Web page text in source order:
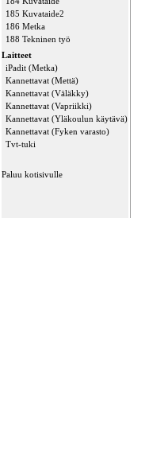
185 Kuvataide2
186 Metka
188 Tekninen työ
Laitteet
iPadit (Metka)
Kannettavat (Mettä)
Kannettavat (Väläkky)
Kannettavat (Vapriikki)
Kannettavat (Yläkoulun käytävä)
Kannettavat (Fyken varasto)
Tvt-tuki
Paluu kotisivulle